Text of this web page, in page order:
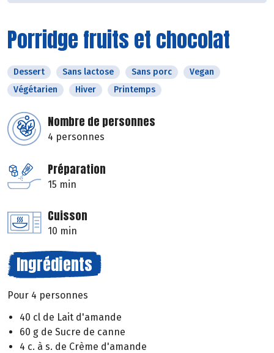
Porridge fruits et chocolat
Dessert Sans lactose Sans porc
Vegan
Végétarien
Hiver Printemps
Nombre de personnes
4 personnes
Préparation
15 min
Cuisson
10 min
Ingrédients
Pour 4 personnes
40 cl de Lait d'amande
60 g de Sucre de canne
4 c. à s. de Crème d'amande